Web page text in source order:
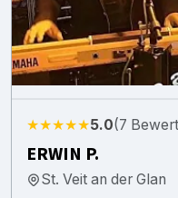
★★★★★5.0(7
ERWIN P.
St. Veit an der Glan